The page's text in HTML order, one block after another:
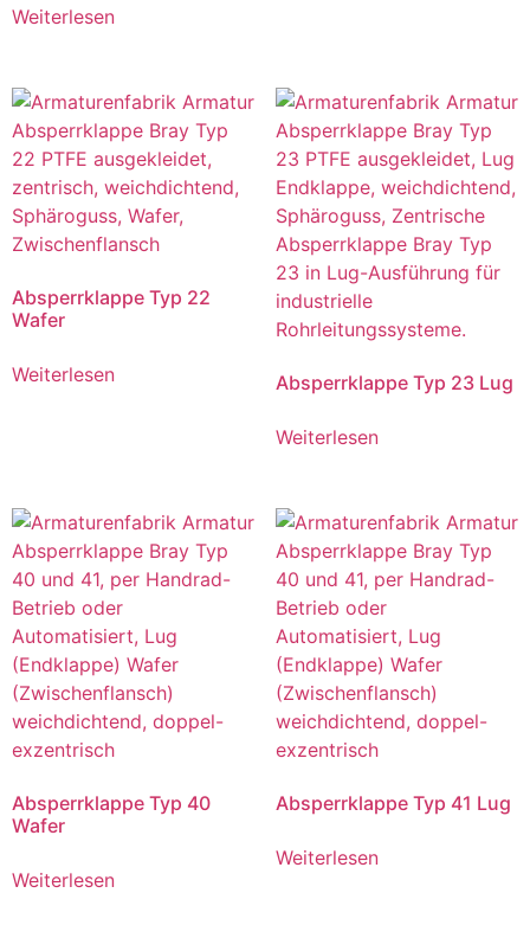
Weiterlesen
Absperrklappe Typ 22
Wafer
Weiterlesen Absperrklappe Typ 23 Lug
Weiterlesen
Absperrklappe Typ 40
Wafer
Weiterlesen
Absperrklappe Typ 41 Lug
Weiterlesen